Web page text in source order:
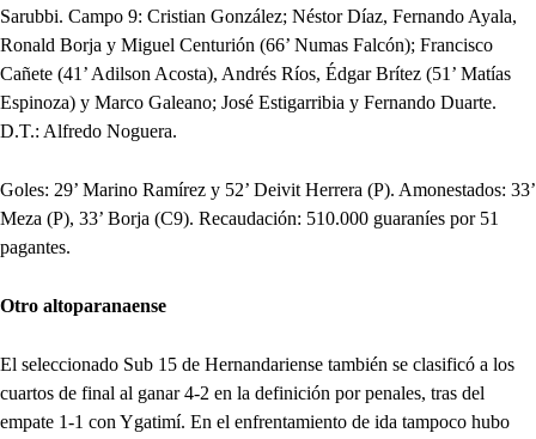
Sarubbi. Campo 9: Cristian González; Néstor Díaz, Fernando Ayala,
Ronald Borja y Miguel Centurión (66’ Numas Falcón); Francisco
Cañete (41’ Adilson Acosta), Andrés Ríos, Édgar Brítez (51’ Matías
Espinoza) y Marco Galeano; José Estigarribia y Fernando Duarte.
D.T.: Alfredo Noguera.
Goles: 29’ Marino Ramírez y 52’ Deivit Herrera (P). Amonestados: 33’
Meza (P), 33’ Borja (C9). Recaudación: 510.000 guaraníes por 51
pagantes.
Otro altoparanaense
El seleccionado Sub 15 de Hernandariense también se clasificó a los
cuartos de final al ganar 4-2 en la definición por penales, tras del
empate 1-1 con Ygatimí. En el enfrentamiento de ida tampoco hubo